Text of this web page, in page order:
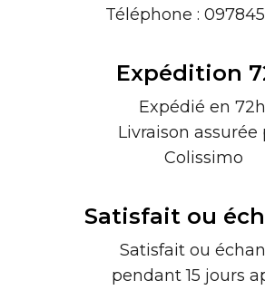
Téléphone :
Expédition
Expédié en
Livraison assurée
Colissimo
Satisfait ou
Satisfait ou
pendant 15 jours